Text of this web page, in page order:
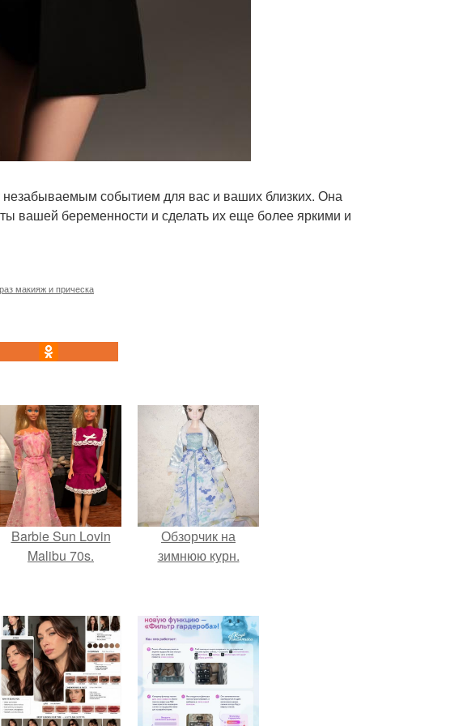
незабываемым событием для вас и ваших близких. Она
вашей беременности и сделать их еще более яркими и
макияж и прическа
Barbie Sun Lovin
Malibu 70s.
Обзорчик на
зимнюю курн.